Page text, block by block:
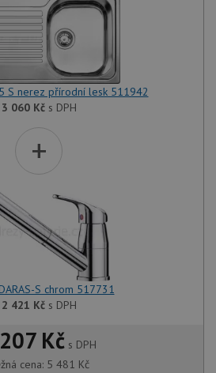
S nerez přírodní lesk 511942
3 060 Kčs DPH
+
S chrom 517731
2 421 Kčs DPH
Kč s DPH
cena: 5 481 Kč